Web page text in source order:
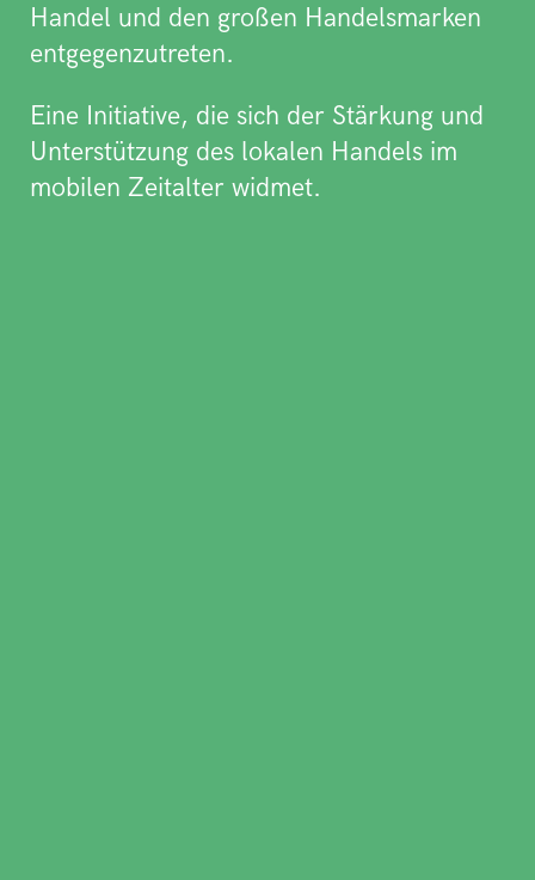
Handel und den großen Handelsmarken
entgegenzutreten.
Eine Initiative, die sich der Stärkung und
Unterstützung des lokalen Handels im
mobilen Zeitalter widmet.